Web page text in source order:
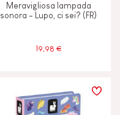
Meravigliosa lampada
sonora - Lupo, ci sei? (FR)
19,98 €